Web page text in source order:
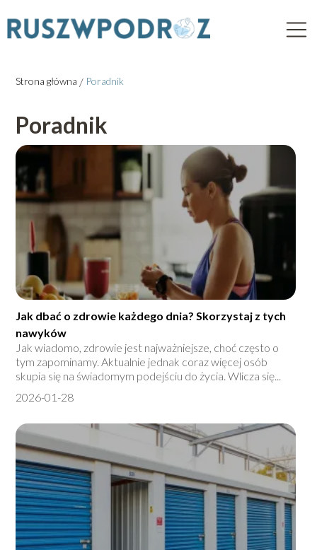
Strona główna / Poradnik
Poradnik
Jak dbać o zdrowie każdego dnia? Skorzystaj z tych
nawyków
Jak wiadomo, zdrowie jest najważniejsze, choć często o
tym zapominamy. Aktualnie jednak coraz więcej osób
skupia się na świadomym podejściu do życia. Wlicza się...
2026-01-28